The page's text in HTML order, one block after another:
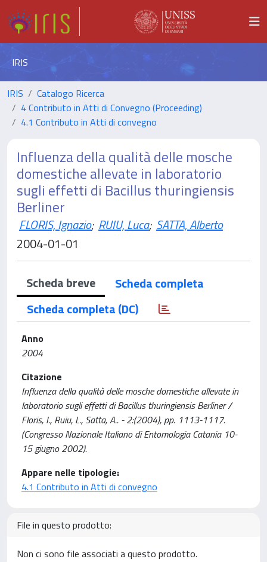
IRIS
IRIS
Catalogo Ricerca
4 Contributo in Atti di Convegno (Proceeding)
4.1 Contributo in Atti di convegno
Influenza della qualità delle mosche
domestiche allevate in laboratorio
sugli effetti di Bacillus thuringiensis
Berliner
FLORIS, Ignazio; RUIU, Luca; SATTA, Alberto
2004-01-01
Scheda breve
Scheda completa
Scheda completa (DC)
Anno
2004
Citazione
Influenza della qualità delle mosche domestiche allevate in
laboratorio sugli effetti di Bacillus thuringiensis Berliner /
Floris, I., Ruiu, L., Satta, A.. - 2:(2004), pp. 1113-1117.
(Congresso Nazionale Italiano di Entomologia Catania 10-
15 giugno 2002).
Appare nelle tipologie:
4.1 Contributo in Atti di convegno
File in questo prodotto:
Non ci sono file associati a questo prodotto.